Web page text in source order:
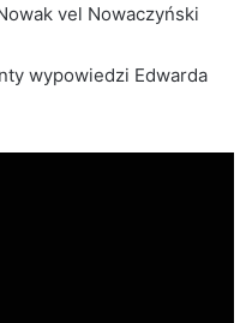
vel Nowaczyński
wypowiedzi Edwarda